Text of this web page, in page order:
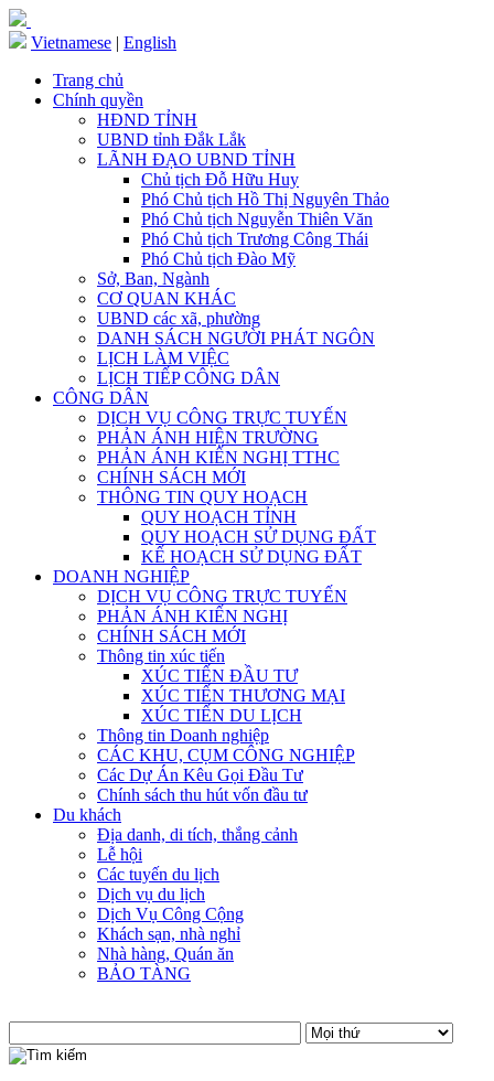
Vietnamese | English
Trang chủ
Chính quyền
HĐND TỈNH
UBND tỉnh Đắk Lắk
LÃNH ĐẠO UBND TỈNH
Chủ tịch Đỗ Hữu Huy
Phó Chủ tịch Hồ Thị Nguyên Thảo
Phó Chủ tịch Nguyễn Thiên Văn
Phó Chủ tịch Trương Công Thái
Phó Chủ tịch Đào Mỹ
Sở, Ban, Ngành
CƠ QUAN KHÁC
UBND các xã, phường
DANH SÁCH NGƯỜI PHÁT NGÔN
LỊCH LÀM VIỆC
LỊCH TIẾP CÔNG DÂN
CÔNG DÂN
DỊCH VỤ CÔNG TRỰC TUYẾN
PHẢN ÁNH HIỆN TRƯỜNG
PHẢN ÁNH KIẾN NGHỊ TTHC
CHÍNH SÁCH MỚI
THÔNG TIN QUY HOẠCH
QUY HOẠCH TỈNH
QUY HOẠCH SỬ DỤNG ĐẤT
KẾ HOẠCH SỬ DỤNG ĐẤT
DOANH NGHIỆP
DỊCH VỤ CÔNG TRỰC TUYẾN
PHẢN ÁNH KIẾN NGHỊ
CHÍNH SÁCH MỚI
Thông tin xúc tiến
XÚC TIẾN ĐẦU TƯ
XÚC TIẾN THƯƠNG MẠI
XÚC TIẾN DU LỊCH
Thông tin Doanh nghiệp
CÁC KHU, CỤM CÔNG NGHIỆP
Các Dự Án Kêu Gọi Đầu Tư
Chính sách thu hút vốn đầu tư
Du khách
Địa danh, di tích, thắng cảnh
Lễ hội
Các tuyến du lịch
Dịch vụ du lịch
Dịch Vụ Công Cộng
Khách sạn, nhà nghỉ
Nhà hàng, Quán ăn
BẢO TÀNG